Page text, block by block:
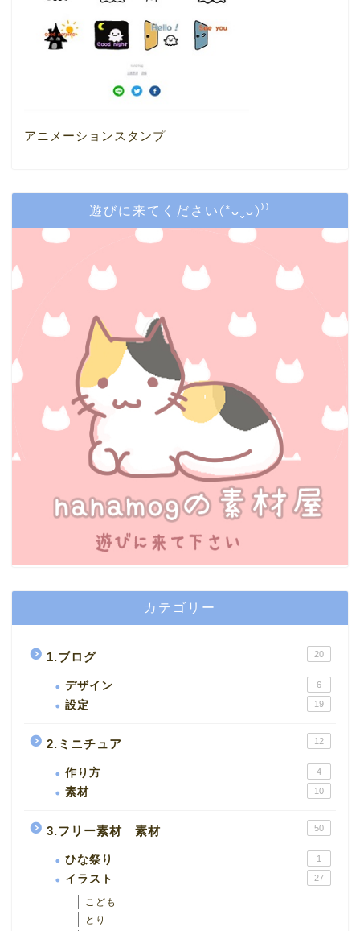
アニメーションスタンプ
遊びに来てください(*ᴗˬᴗ)⁾⁾
カテゴリー
1.ブログ 20
デザイン 6
設定 19
2.ミニチュア 12
作り方 4
素材 10
3.フリー素材 素材 50
ひな祭り 1
イラスト 27
こども
とり